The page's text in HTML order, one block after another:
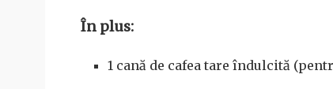
În plus:
1 cană de cafea tare îndulcită